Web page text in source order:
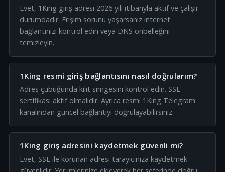
Evet, 1King giriş adresi 2026 yılı itibarıyla aktif ve çalışır
durumdadır. Erişim sorunu yaşarsanız internet
bağlantınızı kontrol edin veya DNS önbelleğini
temizleyin.
1King resmi giriş bağlantısını nasıl doğrularım?
Adres çubuğunda kilit simgesini kontrol edin. SSL
sertifikası aktif olmalıdır. Ayrıca resmi 1King Telegram
kanalından güncel bağlantıyı doğrulayabilirsiniz.
1King giriş adresini kaydetmek güvenli mi?
Evet, SSL ile korunan adresi tarayıcınıza kaydetmek